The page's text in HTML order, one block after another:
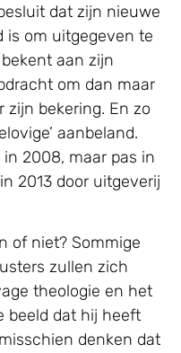
dat zijn nieuwe
is om uitgegeven te
aan zijn
om dan maar
zijn bekering. En zo
aanbeland.
2008, maar pas in
2013 door uitgeverij
of niet? Sommige
zullen zich
theologie en het
beeld dat hij heeft
denken dat